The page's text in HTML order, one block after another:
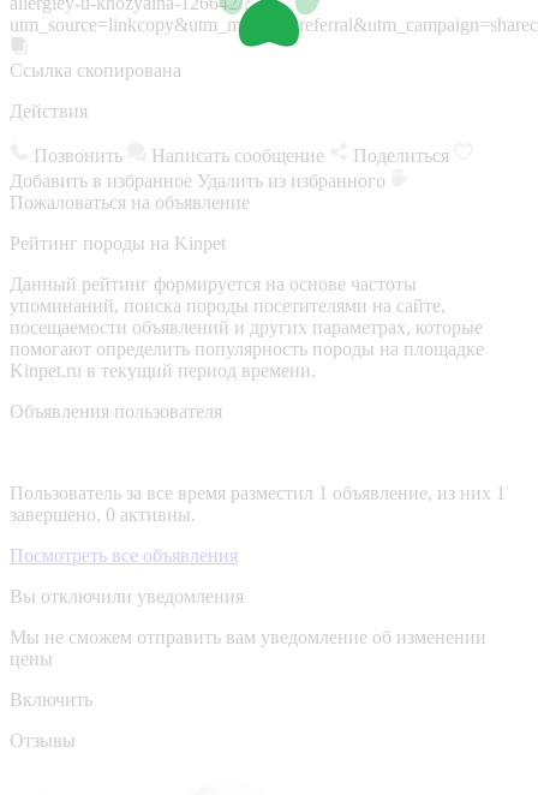
Ссылка скопирована
Действия
Позвонить Написать сообщение
Поделиться
Добавить в избранное Удалить из избранного
Пожаловаться на объявление
Рейтинг породы на Kinpet
Данный рейтинг формируется на основе частоты
упоминаний, поиска породы посетителями на сайте,
посещаемости объявлений и других параметрах, которые
помогают определить популярность породы на площадке
Kinpet.ru в текущий период времени.
Объявления пользователя
Пользователь за все время разместил 1 объявление, из них 1
завершено, 0 активны.
Посмотреть все объявления
Вы отключили уведомления
Мы не сможем отправить вам уведомление об изменении
цены
Включить
Отзывы